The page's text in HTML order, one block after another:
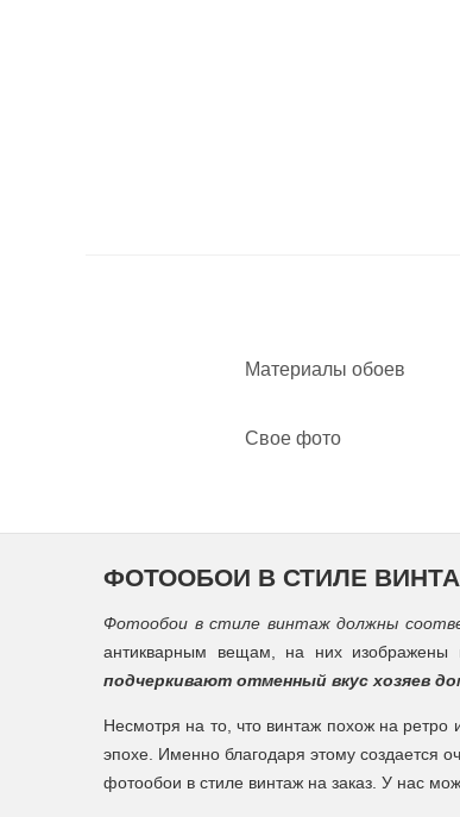
Материалы обоев
Свое фото
ФОТООБОИ В СТИЛЕ
Фотообои в стиле винтаж должны
антикварным вещам, на них изображены
подчеркивают отменный вкус хозяев
Несмотря на то, что винтаж похож на ретро
эпохе. Именно благодаря этому создается
фотообои в стиле винтаж на заказ. У нас